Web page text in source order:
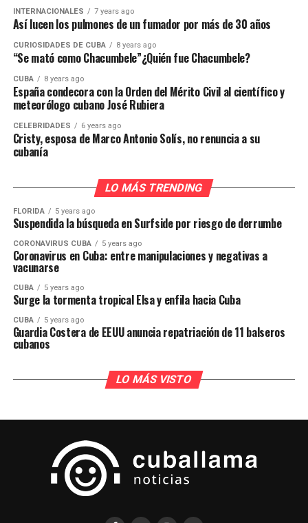
INTERNACIONALES 7 years ago
Así lucen los pulmones de un fumador por más de 30 años
CURIOSIDADES DE CUBA 8 years ago
“Se mató como Chacumbele”¿Quién fue Chacumbele?
CUBA 8 years ago
España condecora con la Orden del Mérito Civil al científico y
meteorólogo cubano José Rubiera
CELEBRIDADES 6 years ago
Cristy, esposa de Marco Antonio Solís, no renuncia a su
cubanía
LO MÁS TRENDING
FLORIDA 5 years ago
Suspendida la búsqueda en Surfside por riesgo de derrumbe
CORONAVIRUS CUBA 5 years ago
Coronavirus en Cuba: entre manipulaciones y negativas a
vacunarse
CUBA 5 years ago
Surge la tormenta tropical Elsa y enfila hacia Cuba
CUBA 5 years ago
Guardia Costera de EEUU anuncia repatriación de 11 balseros
cubanos
LO MÁS VISTO